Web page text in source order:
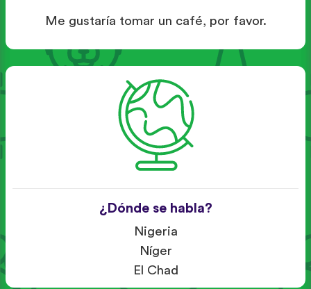
Me gustaría tomar un café, por favor.
¿Dónde se habla?
Nigeria
Níger
El Chad